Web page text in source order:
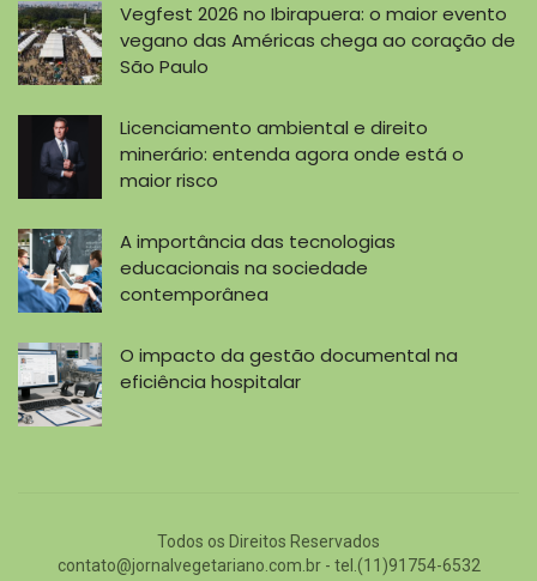
Vegfest 2026 no Ibirapuera: o maior evento
vegano das Américas chega ao coração de
São Paulo
Licenciamento ambiental e direito
minerário: entenda agora onde está o
maior risco
A importância das tecnologias
educacionais na sociedade
contemporânea
O impacto da gestão documental na
eficiência hospitalar
Todos os Direitos Reservados
contato@jornalvegetariano.com.br- tel.(11)91754-6532